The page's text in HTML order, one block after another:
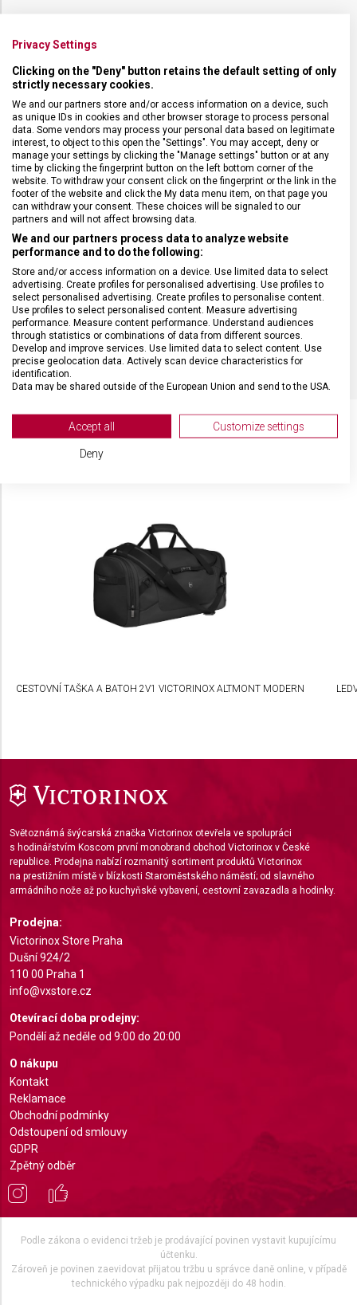
DRUH ZBOŽÍ
ZÁRUKA
HMOTNOST 800 g
TYP ZAVAZADLA Batoh
VELIKOST 41 x 29 x 17 cm
MATERIÁL recyklovaný polyester (rPET)
BARVA Černá
OBJEM 16 l
SOUVISEJÍCÍ PRODUKTY
CESTOVNÍ TAŠKA A BATOH 2V1 VICTORINOX ALTMONT MODERN
Světoznámá švýcarská značka Victorinox otevřela ve spolupráci
s hodinářstvím Koscom první monobrand obchod Victorinox v České
republice. Prodejna nabízí rozmanitý sortiment produktů Victorinox
na prestižním místě v blízkosti Staroměstského náměstí; od slavného
armádního nože až po kuchyňské vybavení, cestovní zavazadla a hodinky.
Prodejna:
Victorinox Store Praha
Dušní 924/2
110 00 Praha 1
info@vxstore.cz
Otevírací doba prodejny:
Pondělí až neděle od 9:00 do 20:00
O nákupu
Kontakt
Reklamace
Obchodní podmínky
Odstoupení od smlouvy
GDPR
Zpětný odběr
Podle zákona o evidenci tržeb je prodávající povinen vystavit kupujícímu
účtenku.
Zároveň je povinen zaevidovat přijatou tržbu u správce daně online, v případě
technického výpadku pak nejpozději do 48 hodin.
Privacy Settings
Clicking on the "Deny" button retains the default setting of only
strictly necessary cookies.
We and our partners store and/or access information on a device, such
as unique IDs in cookies and other browser storage to process personal
data. Some vendors may process your personal data based on legitimate
interest, to object to this open the "Settings". You may accept, deny or
manage your settings by clicking the "Manage settings" button or at any
time by clicking the fingerprint button on the left bottom corner of the
website. To withdraw your consent click on the fingerprint or the link in the
footer of the website and click the My data menu item, on that page you
can withdraw your consent. These choices will be signaled to our
partners and will not affect browsing data.
We and our partners process data to analyze website
performance and to do the following:
Store and/or access information on a device. Use limited data to select
advertising. Create profiles for personalised advertising. Use profiles to
select personalised advertising. Create profiles to personalise content.
Use profiles to select personalised content. Measure advertising
performance. Measure content performance. Understand audiences
through statistics or combinations of data from different sources.
Develop and improve services. Use limited data to select content. Use
precise geolocation data. Actively scan device characteristics for
identification.
Data may be shared outside of the European Union and send to the USA.
View Partner List (2 IAB Vendors)
We use your data for the following purposes:
Use limited data to select advertising
Create profiles for personalised advertising
Use profiles to select personalised
Use limited data to select content
IAB Special Features:
Use precise geolocation data
Identify devices based on information actively
requested
Non-IAB processing purposes:
Necessary
Performance
Functional
Advertising
Accept all Customize settings
Deny